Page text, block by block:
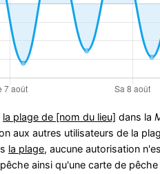
la plage de [nom du lieu] dans la
aux autres utilisateurs de la
la plage, aucune autorisation
ainsi qu'une carte de